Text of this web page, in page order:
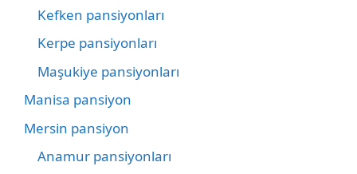
Kefken pansiyonları
Kerpe pansiyonları
Maşukiye pansiyonları
Manisa pansiyon
Mersin pansiyon
Anamur pansiyonları